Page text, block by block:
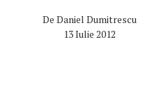
De Daniel Dumitrescu
13 Iulie 2012